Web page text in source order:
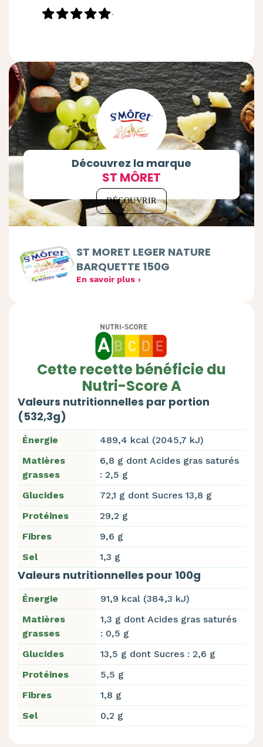
-
Découvrez la marque
ST MÔRET
DÉCOUVRIR
ST MORET LEGER NATURE
BARQUETTE 150G
En savoir plus
Cette recette bénéficie du
Nutri-Score A
Valeurs nutritionnelles par portion
(532,3g)
Énergie
489,4 kcal (2045,7 kJ)
Matières
grasses
6,8 g dont Acides gras saturés
: 2,5 g
Glucides
72,1 g dont Sucres 13,8 g
Protéines
29,2 g
Fibres
9,6 g
Sel
1,3 g
Valeurs nutritionnelles pour 100g
Énergie
91,9 kcal (384,3 kJ)
Matières
grasses
1,3 g dont Acides gras saturés
: 0,5 g
Glucides
13,5 g dont Sucres : 2,6 g
Protéines
5,5 g
Fibres
1,8 g
Sel
0,2 g